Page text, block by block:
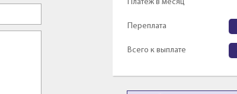
Платеж в месяц
Переплата
Всего к выплате